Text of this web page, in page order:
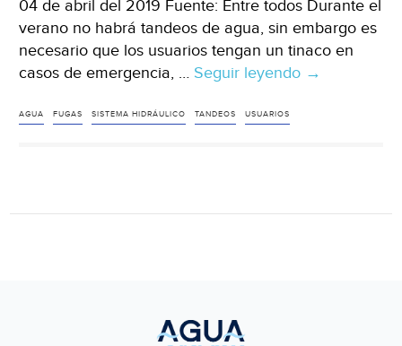
04 de abril del 2019 Fuente: Entre todos Durante el
verano no habrá tandeos de agua, sin embargo es
necesario que los usuarios tengan un tinaco en
casos de emergencia, … Seguir leyendo Sonora:
→
AGUA FUGAS SISTEMA HIDRÁULICO TANDEOS USUARIOS